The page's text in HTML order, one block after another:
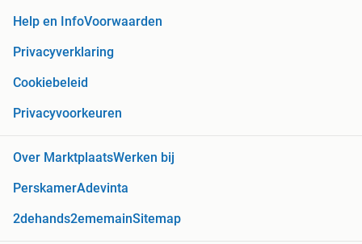
Help en InfoVoorwaarden
Privacyverklaring
Cookiebeleid
Privacyvoorkeuren
Over MarktplaatsWerken bij
PerskamerAdevinta
2dehands2ememainSitemap